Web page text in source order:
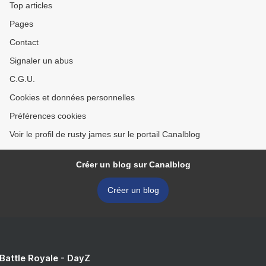
Top articles
Pages
Contact
Signaler un abus
C.G.U.
Cookies et données personnelles
Préférences cookies
Voir le profil de rusty james sur le portail Canalblog
Créer un blog sur Canalblog
Créer un blog
Royale - DayZ